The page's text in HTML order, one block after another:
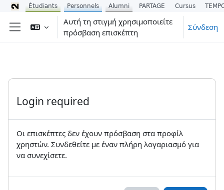
Μετάβαση στο κεντρικό περιεχόμενο
Πλευρικός πίνακας
Αυτή τη στιγμή χρησιμοποιείτε
πρόσβαση επισκέπτη
Σύνδεση
Login required
Οι επισκέπτες δεν έχουν πρόσβαση στα προφίλ
χρηστών. Συνδεθείτε με έναν πλήρη λογαριασμό για
να συνεχίσετε.
Étudiants Personnels Alumni PARTAGE Cursus